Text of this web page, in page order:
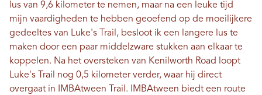
lus van 9,6 kilometer te nemen, maar na een leuke tijd
mijn vaardigheden te hebben geoefend op de moeilijkere
gedeeltes van Luke's Trail, besloot ik een langere lus te
maken door een paar middelzware stukken aan elkaar te
koppelen. Na het oversteken van Kenilworth Road loopt
Luke's Trail nog 0,5 kilometer verder, waar hij direct
overgaat in IMBAtween Trail. IMBAtween biedt een route